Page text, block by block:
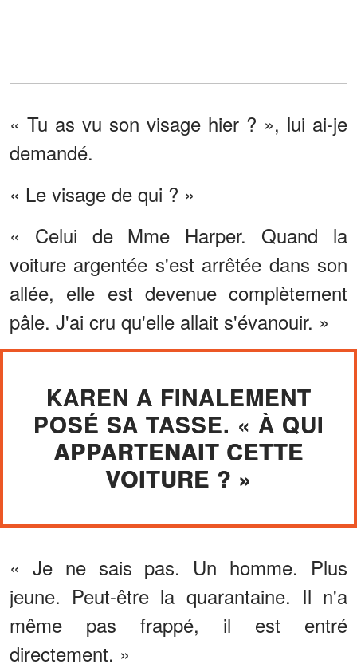
« Tu as vu son visage hier ? », lui ai-je
demandé.
« Le visage de qui ? »
« Celui de Mme Harper. Quand la
voiture argentée s'est arrêtée dans son
allée, elle est devenue complètement
pâle. J'ai cru qu'elle allait s'évanouir. »
KAREN A FINALEMENT
POSÉ SA TASSE. « À QUI
APPARTENAIT CETTE
VOITURE ? »
« Je ne sais pas. Un homme. Plus
jeune. Peut-être la quarantaine. Il n'a
même pas frappé, il est entré
directement. »